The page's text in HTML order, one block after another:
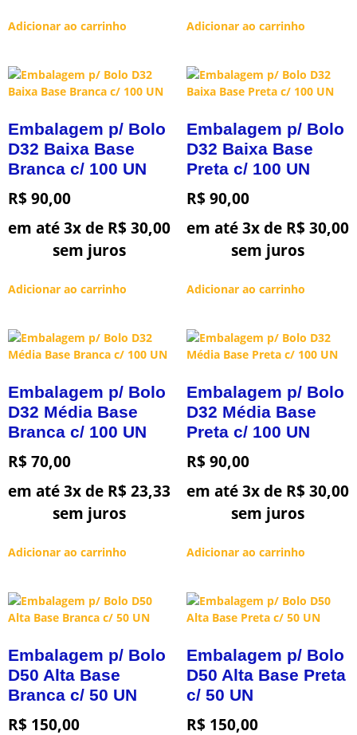
Adicionar ao carrinho Adicionar ao carrinho
Embalagem p/ Bolo
D32 Baixa Base
Branca c/ 100 UN
R$90,00
em até 3x de R$30,00
sem juros
Adicionar ao carrinho
Embalagem p/ Bolo
D32 Baixa Base
Preta c/ 100 UN
R$90,00
em até 3x de R$30,00
sem juros
Adicionar ao carrinho
Embalagem p/ Bolo
D32 Média Base
Branca c/ 100 UN
R$70,00
em até 3x de R$23,33
sem juros
Adicionar ao carrinho
Embalagem p/ Bolo
D32 Média Base
Preta c/ 100 UN
R$90,00
em até 3x de R$30,00
sem juros
Adicionar ao carrinho
Embalagem p/ Bolo
D50 Alta Base
Branca c/ 50 UN
R$ 150,00
Embalagem p/ Bolo
D50 Alta Base Preta
c/ 50 UN
R$ 150,00